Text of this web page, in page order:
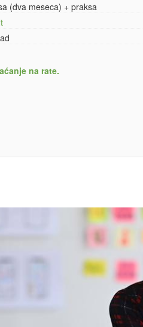
(dva meseca) + praksa
na rate.